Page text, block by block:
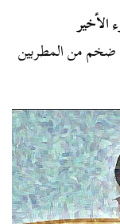
الأخير
ضخم من المطربين